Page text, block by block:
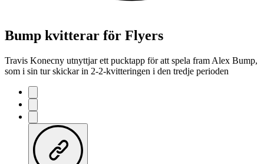
Bump kvitterar för Flyers
Travis Konecny utnyttjar ett pucktapp för att spela fram Alex Bump,
som i sin tur skickar in 2-2-kvitteringen i den tredje perioden